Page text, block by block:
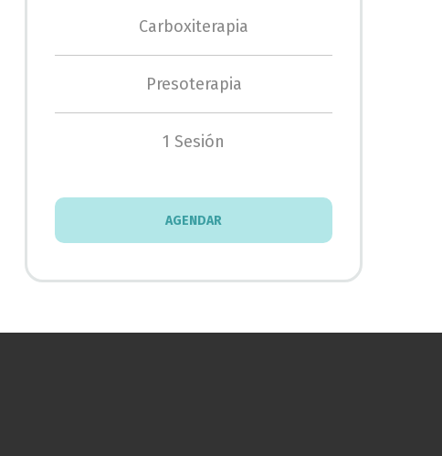
Carboxiterapia
Presoterapia
1 Sesión
AGENDAR